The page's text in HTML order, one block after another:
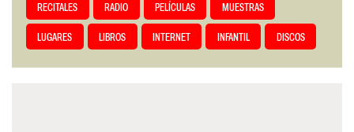
RECITALES RADIO PELÍCULAS MUESTRAS
LUGARES LIBROS INTERNET INFANTIL DISCOS